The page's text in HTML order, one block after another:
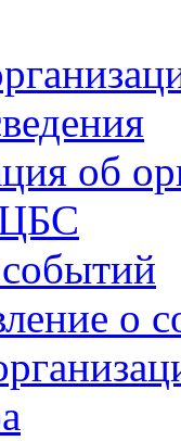
об
о